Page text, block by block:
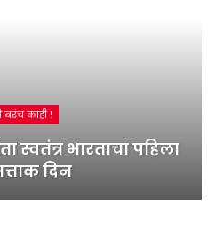
बरंच काही !
स्वतंत्र भारताचा पहिला
दिन